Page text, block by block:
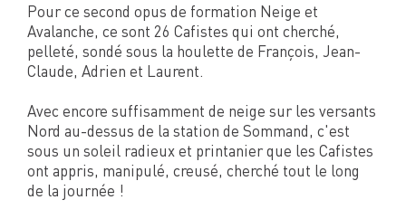
Pour ce second opus de formation Neige et
Avalanche, ce sont 26 Cafistes qui ont cherché,
pelleté, sondé sous la houlette de François, Jean-
Claude, Adrien et Laurent.
Avec encore suffisamment de neige sur les versants
Nord au-dessus de la station de Sommand, c'est
sous un soleil radieux et printanier que les Cafistes
ont appris, manipulé, creusé, cherché tout le long
de la journée !